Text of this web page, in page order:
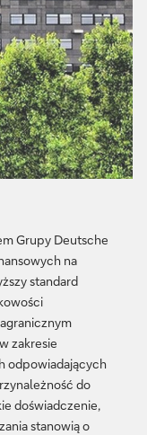
Grupy Deutsche
na
standard
zakresie
odpowiadających
do
doświadczenie,
stanowią o